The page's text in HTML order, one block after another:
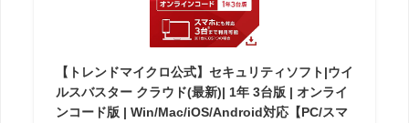
【トレンドマイクロ公式】セキュリティソフト|ウイ
ルスバスター クラウド(最新)| 1年 3台版 | オンライ
ンコード版 | Win/Mac/iOS/Android対応【PC/スマ